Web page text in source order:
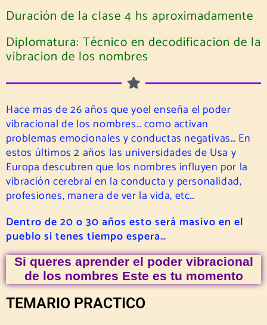
Duración de la clase 4 hs aproximadamente
Diplomatura: Técnico en decodificacion de la
vibracion de los nombres
Hace mas de 26 años que yoel enseña el poder
vibracional de los nombres… como activan
problemas emocionales y conductas negativas… En
estos últimos 2 años las universidades de Usa y
Europa descubren que los nombres influyen por la
vibración cerebral en la conducta y personalidad,
profesiones, manera de ver la vida, etc…
Dentro de 20 o 30 años esto será masivo en el
pueblo si tenes tiempo espera…
Si queres aprender el poder vibracional
de los nombres Este es tu momento
TEMARIO PRACTICO